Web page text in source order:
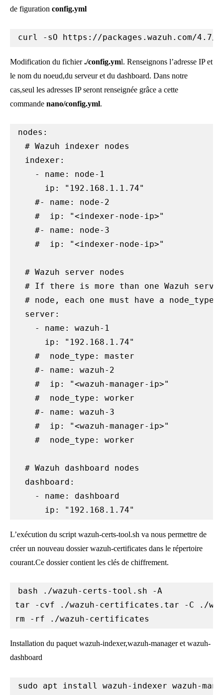
de figuration config.yml
curl -sO https://packages.wazuh.com/
Modification du fichier./config.yml. Renseignons l’adresse IP et
le nom du noeud,du serveur et du dashboard. Dans notre
cas,seul les adresses IP seront renseignée grâce a cette
commande nano/config.yml.
nodes:
  # Wazuh indexer nodes
  indexer:
    - name: node-1
      ip: "192.168.1.1.74"
    #- name: node-2
    #  ip: "<indexer-node-ip>"
    #- name: node-3
    #  ip: "<indexer-node-ip>"
  # Wazuh server nodes
# If there is more than one Wazuh
  # node, each one must have a node_type
  server:
    - name: wazuh-1
      ip: "192.168.1.74"
    #  node_type: master
    #- name: wazuh-2
    #  ip: "<wazuh-manager-ip>"
    #  node_type: worker
    #- name: wazuh-3
    #  ip: "<wazuh-manager-ip>"
    #  node_type: worker
  # Wazuh dashboard nodes
  dashboard:
    - name: dashboard
      ip: "192.168.1.74"
L’exécution du script wazuh-certs-tool.sh va nous permettre de
créer un nouveau dossier wazuh-certificates dans le répertoire
courant.Ce dossier contient les clés de chiffrement.
bash ./wazuh-certs-tool.sh -A
tar -cvf ./wazuh-certificates.tar -C ./
Installation du paquet wazuh-indexer,wazuh-manager et wazuh-
dashboard
sudo apt install wazuh-indexer wazuh-